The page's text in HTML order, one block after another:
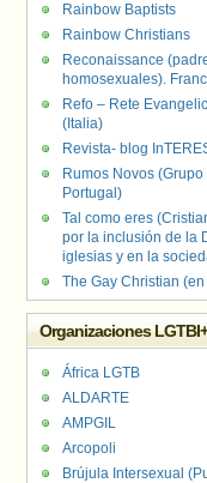
Rainbow Baptists
Rainbow Christians
Reconaissance
homosexuales).
Refo – Rete
(Italia)
Revista- blog
Rumos Novos
Portugal)
Tal como eres
por la inclusión de la
iglesias y en la
The Gay Christian
Organizaciones
África LGTB
ALDARTE
AMPGIL
Arcopoli
Brújula Intersexual